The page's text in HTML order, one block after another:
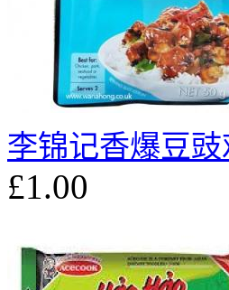
李锦记香爆豆豉
£1.00